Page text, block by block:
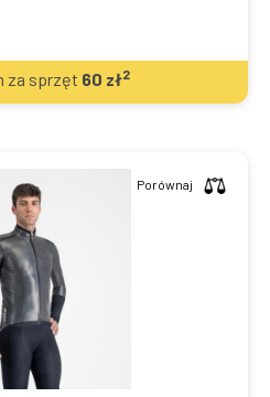
za sprzęt 60 zł2
Porównaj